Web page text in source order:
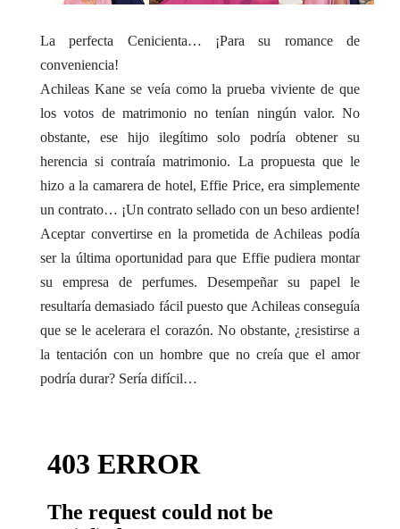
La perfecta Cenicienta… ¡Para su romance de
conveniencia!
Achileas Kane se veía como la prueba viviente de que
los votos de matrimonio no tenían ningún valor. No
obstante, ese hijo ilegítimo solo podría obtener su
herencia si contraía matrimonio. La propuesta que le
hizo a la camarera de hotel, Effie Price, era simplemente
un contrato… ¡Un contrato sellado con un beso ardiente!
Aceptar convertirse en la prometida de Achileas podía
ser la última oportunidad para que Effie pudiera montar
su empresa de perfumes. Desempeñar su papel le
resultaría demasiado fácil puesto que Achileas conseguía
que se le acelerara el corazón. No obstante, ¿resistirse a
la tentación con un hombre que no creía que el amor
podría durar? Sería difícil…